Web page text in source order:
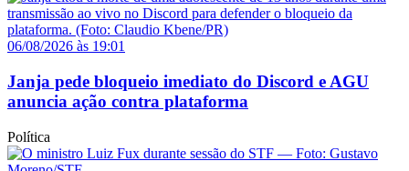
06/08/2026 às 19:01
Janja pede bloqueio imediato do Discord e AGU
anuncia ação contra plataforma
Política